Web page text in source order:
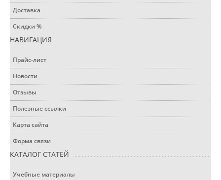
Доставка
Скидки %
НАВИГАЦИЯ
Прайс-лист
Новости
Отзывы
Полезные ссылки
Карта сайта
Форма связи
КАТАЛОГ СТАТЕЙ
Учебные материалы